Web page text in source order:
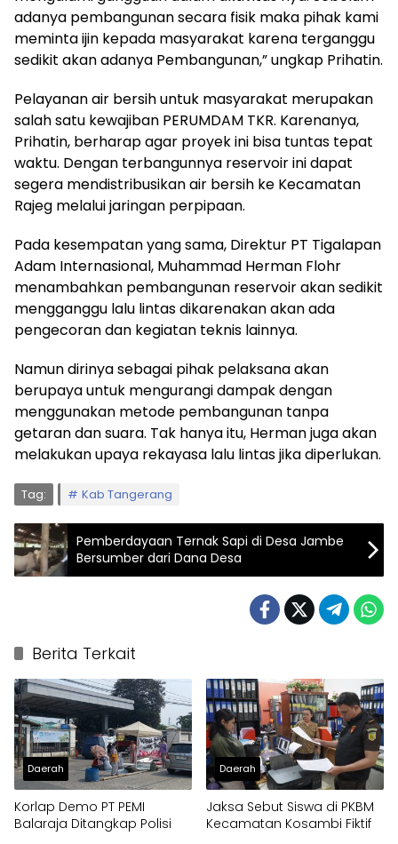
adanya pembangunan secara fisik maka pihak kami
meminta ijin kepada masyarakat karena terganggu
sedikit akan adanya Pembangunan,” ungkap Prihatin.
Pelayanan air bersih untuk masyarakat merupakan
salah satu kewajiban PERUMDAM TKR. Karenanya,
Prihatin, berharap agar proyek ini bisa tuntas tepat
waktu. Dengan terbangunnya reservoir ini dapat
segera mendistribusikan air bersih ke Kecamatan
Rajeg melalui jaringan perpipaan.
Pada kesempatan yang sama, Direktur PT Tigalapan
Adam Internasional, Muhammad Herman Flohr
menambahkan pembangunan reservoir akan sedikit
mengganggu lalu lintas dikarenakan akan ada
pengecoran dan kegiatan teknis lainnya.
Namun dirinya sebagai pihak pelaksana akan
berupaya untuk mengurangi dampak dengan
menggunakan metode pembangunan tanpa
getaran dan suara. Tak hanya itu, Herman juga akan
melakukan upaya rekayasa lalu lintas jika diperlukan.
Tag: Kab Tangerang
Pemberdayaan Ternak Sapi di Desa Jambe
Bersumber dari Dana Desa
Berita Terkait
Daerah
Korlap Demo PT PEMI
Balaraja Ditangkap Polisi
Daerah
Jaksa Sebut Siswa di PKBM
Kecamatan Kosambi Fiktif